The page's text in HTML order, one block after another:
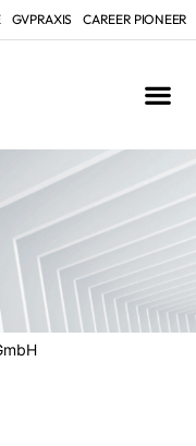
GVPRAXIS CAREER PIONEER